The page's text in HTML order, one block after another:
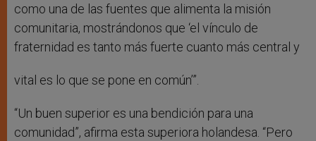
como una de las fuentes que alimenta la misión
comunitaria, mostrándonos que ‘el vínculo de
fraternidad es tanto más fuerte cuanto más central y
vital es lo que se pone en común’”.
“Un buen superior es una bendición para una
comunidad”, afirma esta superiora holandesa. “Pero